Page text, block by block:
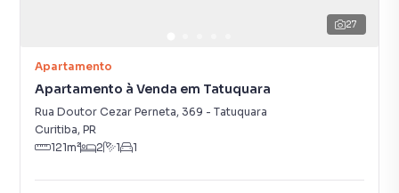
27
Apartamento
Apartamento à Venda em Tatuquara
Rua Doutor Cezar Perneta, 369 - Tatuquara
Curitiba, PR
121m² 2 1 1